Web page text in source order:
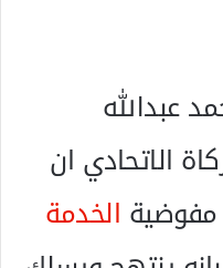
عبدالله
الاتحادي ان
الخدمة